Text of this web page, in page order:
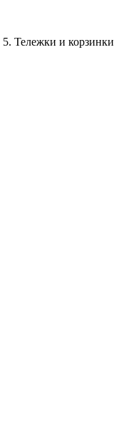
5. Тележки и корзинки